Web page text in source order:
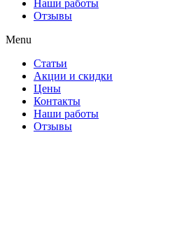
Наши работы
Отзывы
Menu
Статьи
Акции и скидки
Цены
Контакты
Наши работы
Отзывы